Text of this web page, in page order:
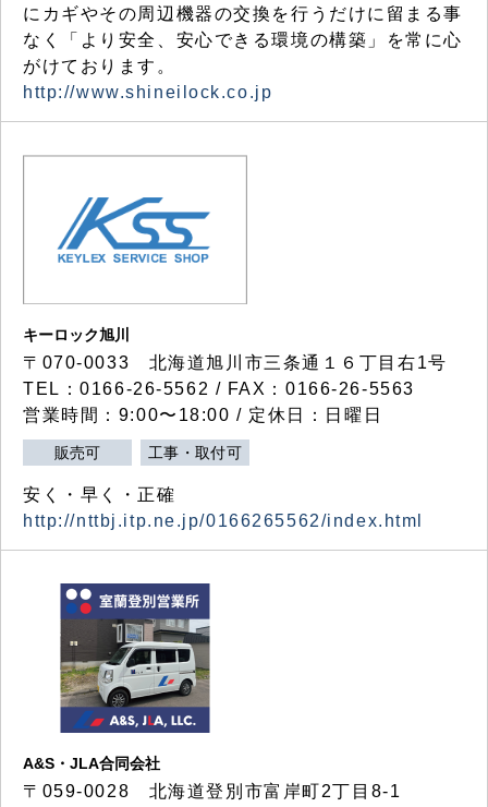
にカギやその周辺機器の交換を行うだけに留まる事
なく「より安全、安心できる環境の構築」を常に心
がけております。
http://www.shineilock.co.jp
キーロック旭川
〒070-0033 北海道旭川市三条通１６丁目右1号
TEL：0166-26-5562 / FAX：0166-26-5563
営業時間：9:00〜18:00 / 定休日：日曜日
販売可 工事・取付可
安く・早く・正確
http://nttbj.itp.ne.jp/0166265562/index.html
A&S・JLA合同会社
〒 059-0028 北海道登別市富岸町2丁目 8-1